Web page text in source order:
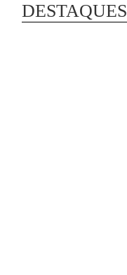
DESTAQUES